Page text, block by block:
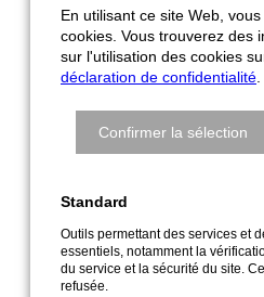
Joints tournants
Électricité
Pistolets & douchettes
Pompes
Technique de régulation
Fenêtre à rouleau
Colliers de serrage &
Service
Qui sommes-nous?
Interlocuteur & info
Historique de l'entreprise
Terminez
En utilisant ce site Web,
cookies. Vous trouverez des
sur l'utilisation des cookies
déclaration de confidentialité
Confirmer la sélection
Standard
Outils permettant des services et
essentiels, notamment la
du service et la sécurité du site.
refusée.